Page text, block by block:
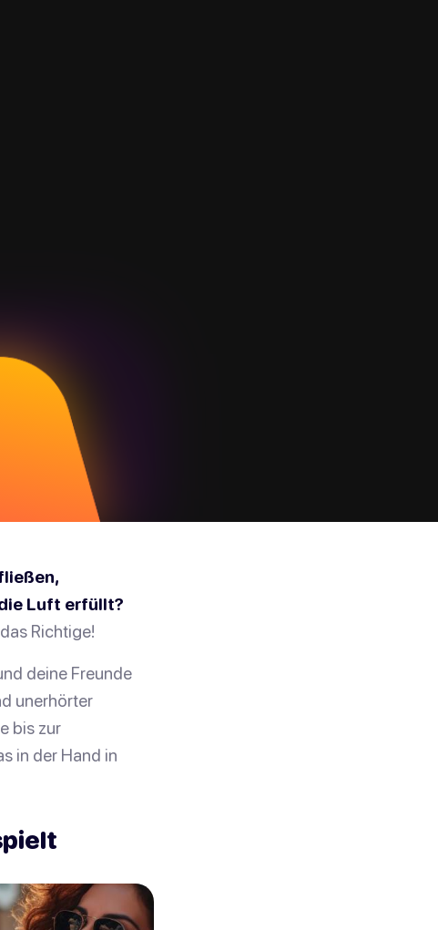
Luft erfüllt?
Richtige!
deine Freunde
unerhörter
bis zur
in der Hand in